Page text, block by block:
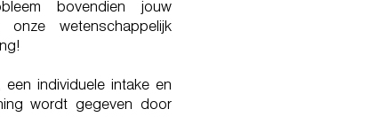
bovendien jouw
wetenschappelijk
individuele intake en
wordt gegeven door